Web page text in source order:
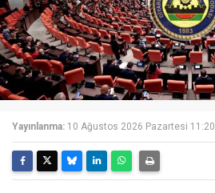
Yayınlanma: 10 Ağustos 2026 Pazartesi 11:20